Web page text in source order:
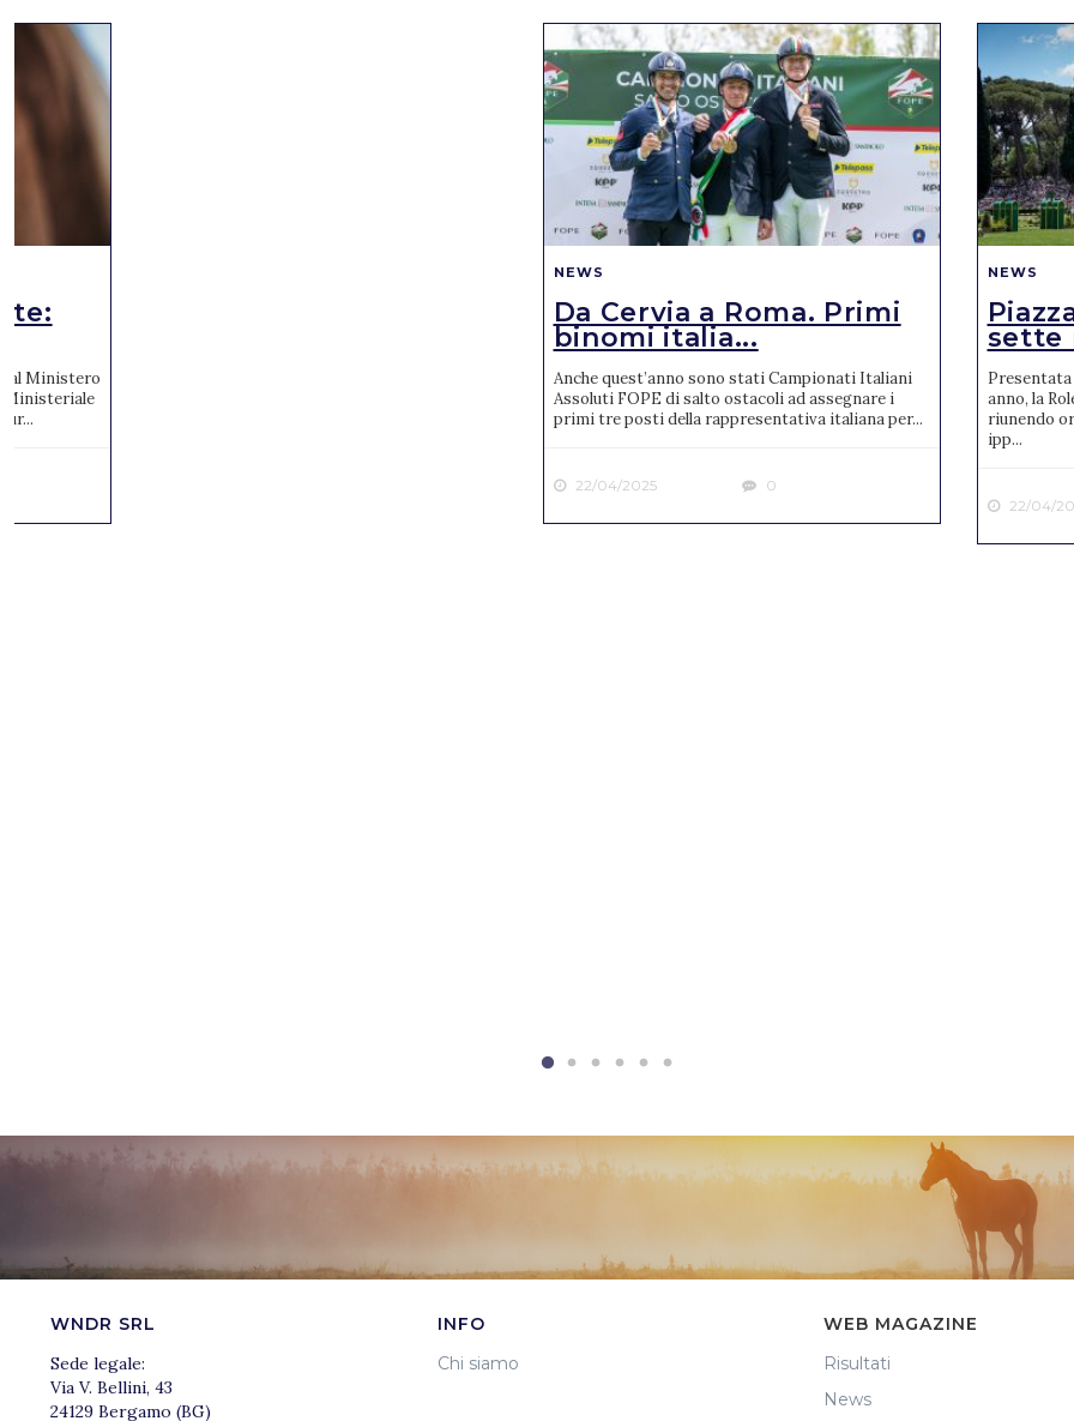
al Ministero
Ministeriale
NEWS
Da Cervia a Roma. Primi
binomi italia...
Anche quest’anno sono stati Campionati Italiani
Assoluti FOPE di salto ostacoli ad assegnare i
primi tre posti della rappresentativa italiana per...
22/04/2025 0
NEWS
sette
Presentata
anno, la
riunendo
ipp...
22/04/
WNDR SRL
Sede legale:
Via V. Bellini, 43
24129 Bergamo (BG)
INFO
Chi siamo
WEB MAGAZINE
Risultati
News